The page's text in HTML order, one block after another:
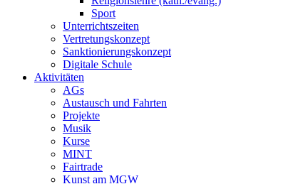
Sport
Unterrichtszeiten
Vertretungskonzept
Sanktionierungskonzept
Digitale Schule
Aktivitäten
AGs
Austausch und Fahrten
Projekte
Musik
Kurse
MINT
Fairtrade
Kunst am MGW